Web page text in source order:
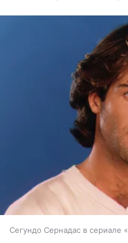
Сегундо Сернадас в сериале